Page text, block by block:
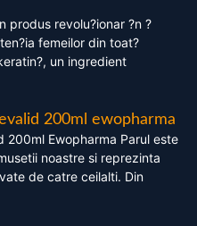
produs revolu?ionar ?n ?
femeilor din toat?
un ingredient
200ml ewopharma
200ml Ewopharma Parul este
noastre si reprezinta
de catre ceilalti. Din